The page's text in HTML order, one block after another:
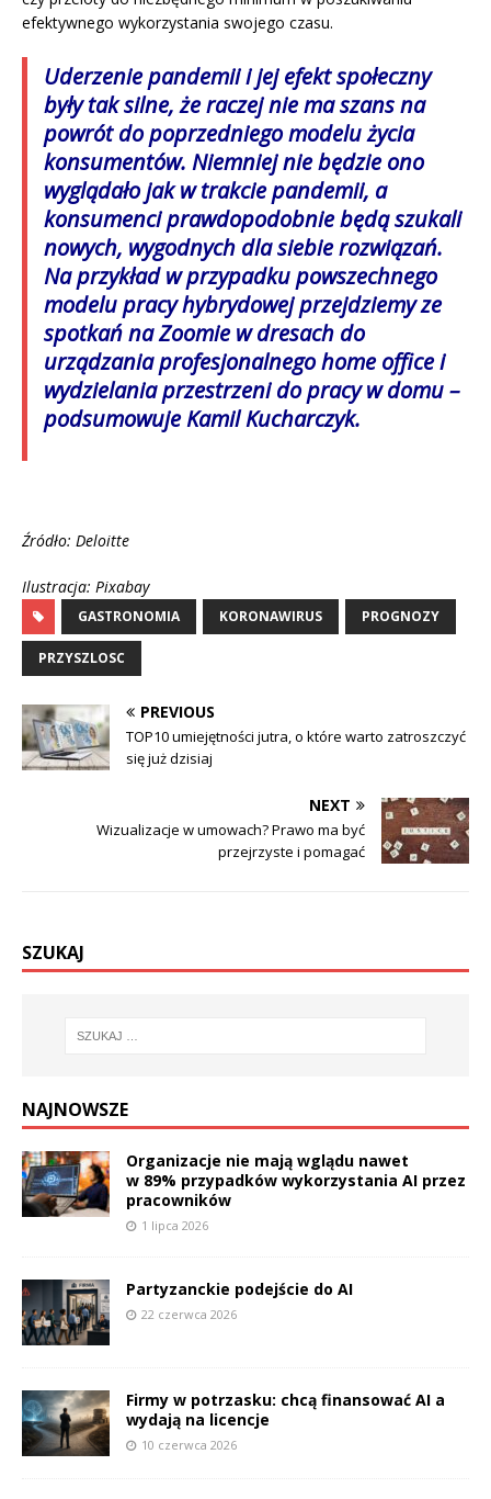
efektywnego wykorzystania swojego czasu.
Uderzenie pandemii i jej efekt społeczny
były tak silne, że raczej nie ma szans na
powrót do poprzedniego modelu życia
konsumentów. Niemniej nie będzie ono
wyglądało jak w trakcie pandemii, a
konsumenci prawdopodobnie będą szukali
nowych, wygodnych dla siebie rozwiązań.
Na przykład w przypadku powszechnego
modelu pracy hybrydowej przejdziemy ze
spotkań na Zoomie w dresach do
urządzania profesjonalnego home office i
wydzielania przestrzeni do pracy w domu–
podsumowuje Kamil Kucharczyk.
Źródło: Deloitte
Ilustracja: Pixabay
GASTRONOMIA KORONAWIRUS PROGNOZY
PRZYSZLOSC
PREVIOUS
TOP10 umiejętności jutra, o które warto zatroszczyć
się już dzisiaj
NEXT
Wizualizacje w umowach? Prawo ma być
przejrzyste i pomagać
SZUKAJ
NAJNOWSZE
Organizacje nie mają wglądu nawet
w 89% przypadków wykorzystania AI przez
pracowników
1 lipca 2026
Partyzanckie podejście do AI
22 czerwca 2026
Firmy w potrzasku: chcą finansować AI a
wydają na licencje
10 czerwca 2026